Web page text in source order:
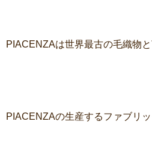
PIACENZAは世界最古の毛織物と
PIACENZAの生産するファブリ